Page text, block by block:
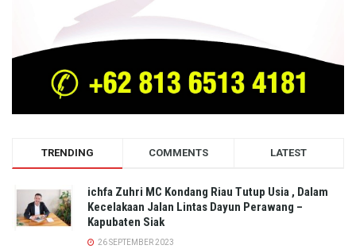
TRENDING COMMENTS LATEST
ichfa Zuhri MC Kondang Riau Tutup Usia , Dalam
Kecelakaan Jalan Lintas Dayun Perawang –
Kapubaten Siak
26 SEPTEMBER 2023